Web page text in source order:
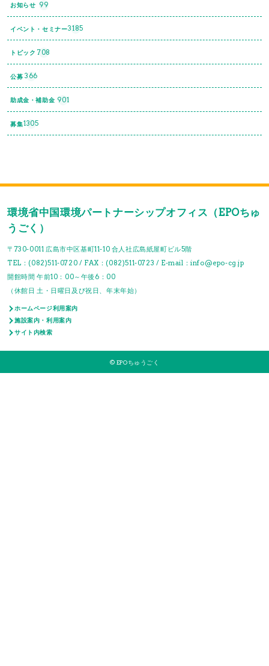
お知らせ 99
イベント・セミナー3185
トピック 708
公募 366
助成金・補助金 901
募集1305
環境省中国環境パートナーシップオフィス（EPOちゅ
うごく）
〒730-0011 広島市中区基町11-10 合人社広島紙屋町ビル5階
TEL：(082)511-0720 / FAX：(082)511-0723 / E-mail：info@epo-cg.jp
開館時間 午前10：00～午後6：00
（休館日 土・日曜日及び祝日、年末年始）
ホームページ利用案内
施設案内・利用案内
サイト内検索
© EPOちゅうごく